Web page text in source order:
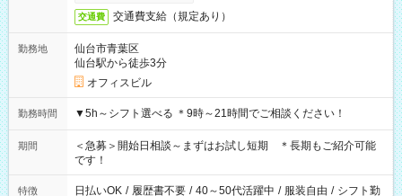
交通費 交通費支給（規定あり）
勤務地
仙台市青葉区
仙台駅から徒歩3分
オフィスビル
勤務時間 ▼5h～シフト選べる ＊9時～21時間でご相談ください！
期間
＜急募＞開始日相談～まずはお試し短期 ＊長期もご紹介可能
です！
特徴 日払いOK / 履歴書不要 / 40～50代活躍中 / 服装自由 / シフト勤